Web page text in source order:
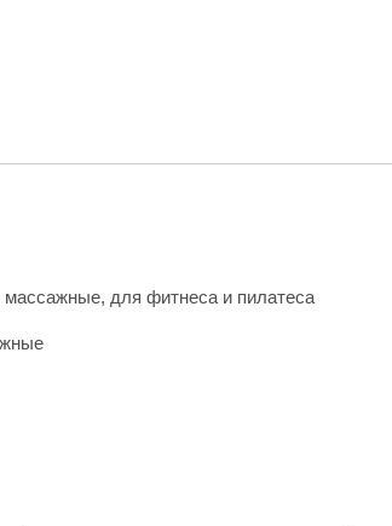
массажные, для фитнеса и пилатеса